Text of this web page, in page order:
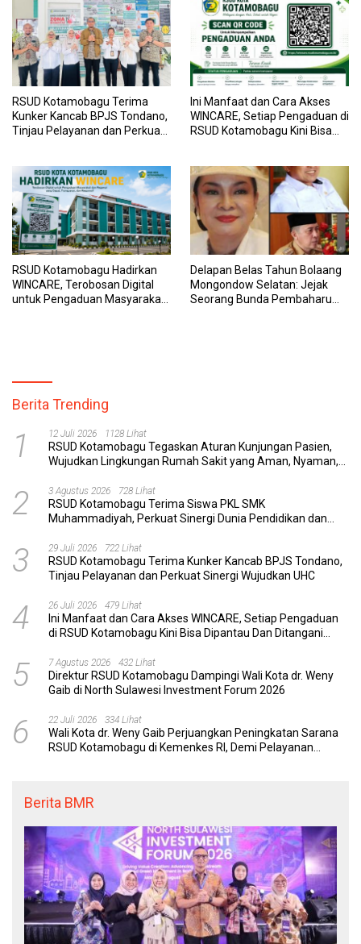
RSUD Kotamobagu Terima
Kunker Kancab BPJS Tondano,
Tinjau Pelayanan dan Perkuat
Ini Manfaat dan Cara Akses
WINCARE, Setiap Pengaduan di
RSUD Kotamobagu Kini Bisa
RSUD Kotamobagu Hadirkan
WINCARE, Terobosan Digital
untuk Pengaduan Masyarakat
Delapan Belas Tahun Bolaang
Mongondow Selatan: Jejak
Seorang Bunda Pembaharu
Berita Trending
1 12 Juli 2026 1128 Lihat
RSUD Kotamobagu Tegaskan Aturan Kunjungan Pasien,
Wujudkan Lingkungan Rumah Sakit yang Aman, Nyaman,
2 3 Agustus 2026 728 Lihat
RSUD Kotamobagu Terima Siswa PKL SMK
Muhammadiyah, Perkuat Sinergi Dunia Pendidikan dan
3 29 Juli 2026 722 Lihat
RSUD Kotamobagu Terima Kunker Kancab BPJS Tondano,
Tinjau Pelayanan dan Perkuat Sinergi Wujudkan UHC
4 26 Juli 2026 479 Lihat
Ini Manfaat dan Cara Akses WINCARE, Setiap Pengaduan
di RSUD Kotamobagu Kini Bisa Dipantau Dan Ditangani
5 7 Agustus 2026 432 Lihat
Direktur RSUD Kotamobagu Dampingi Wali Kota dr. Weny
Gaib di North Sulawesi Investment Forum 2026
6 22 Juli 2026 334 Lihat
Wali Kota dr. Weny Gaib Perjuangkan Peningkatan Sarana
RSUD Kotamobagu di Kemenkes RI, Demi Pelayanan
Berita BMR